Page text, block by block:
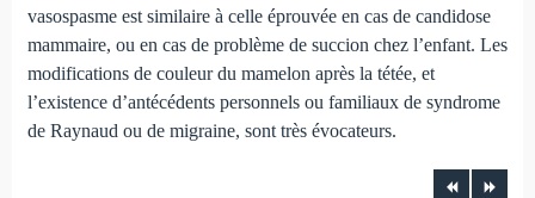
vasospasme est similaire à celle éprouvée en cas de candidose
mammaire, ou en cas de problème de succion chez l’enfant. Les
modifications de couleur du mamelon après la tétée, et
l’existence d’antécédents personnels ou familiaux de syndrome
de Raynaud ou de migraine, sont très évocateurs.